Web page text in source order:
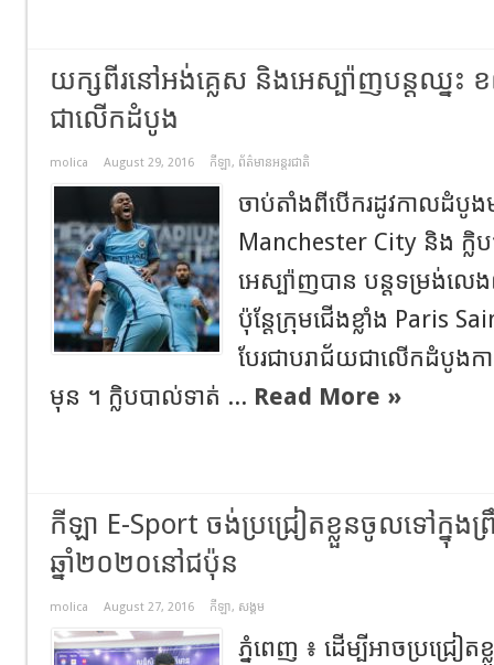
យក្សពីរនៅអង់គ្លេស និងអេស្ប៉ាញបន្តឈ្នះ
ជាលើកដំបូង
molica August 29, 2016 កីឡា, ព័ត៌មានអន្តរជាតិ
ចាប់តាំងពីបើករដូវកាលដំបូ
Manchester City និង ក្លិ
អេស្ប៉ាញបាន បន្តទម្រង់ល
ប៉ុន្តែក្រុមជើងខ្លាំង Paris
បែរជាបរាជ័យជាលើកដំបូងក
មុន ។ ក្លិបបាល់ទាត់ ... Read More »
កីឡា E-Sport ចង់ប្រជ្រៀតខ្លួនចូលទៅក្នុង
ឆ្នាំ២០២០នៅជប៉ុន
molica August 27, 2016 កីឡា, សង្គម
ភ្នំពេញ ៖ ដើម្បីអាចប្រជ្រៀត